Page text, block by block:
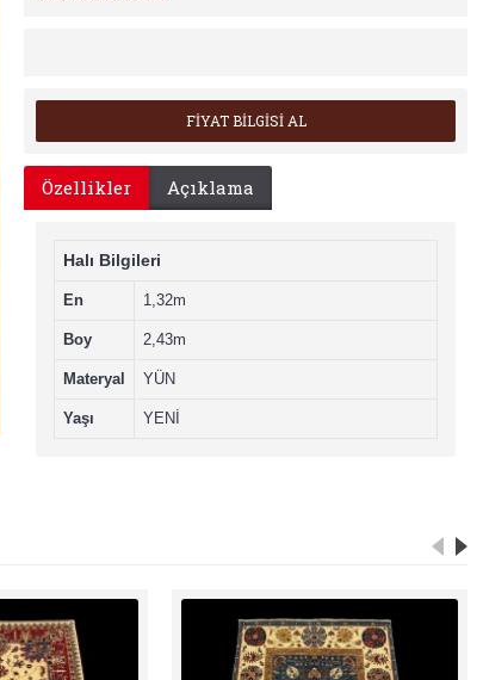
FİYAT BİLGİSİ AL
Özellikler Açıklama
Halı Bilgileri
En 1,32m
Boy 2,43m
Materyal YÜN
Yaşı YENİ